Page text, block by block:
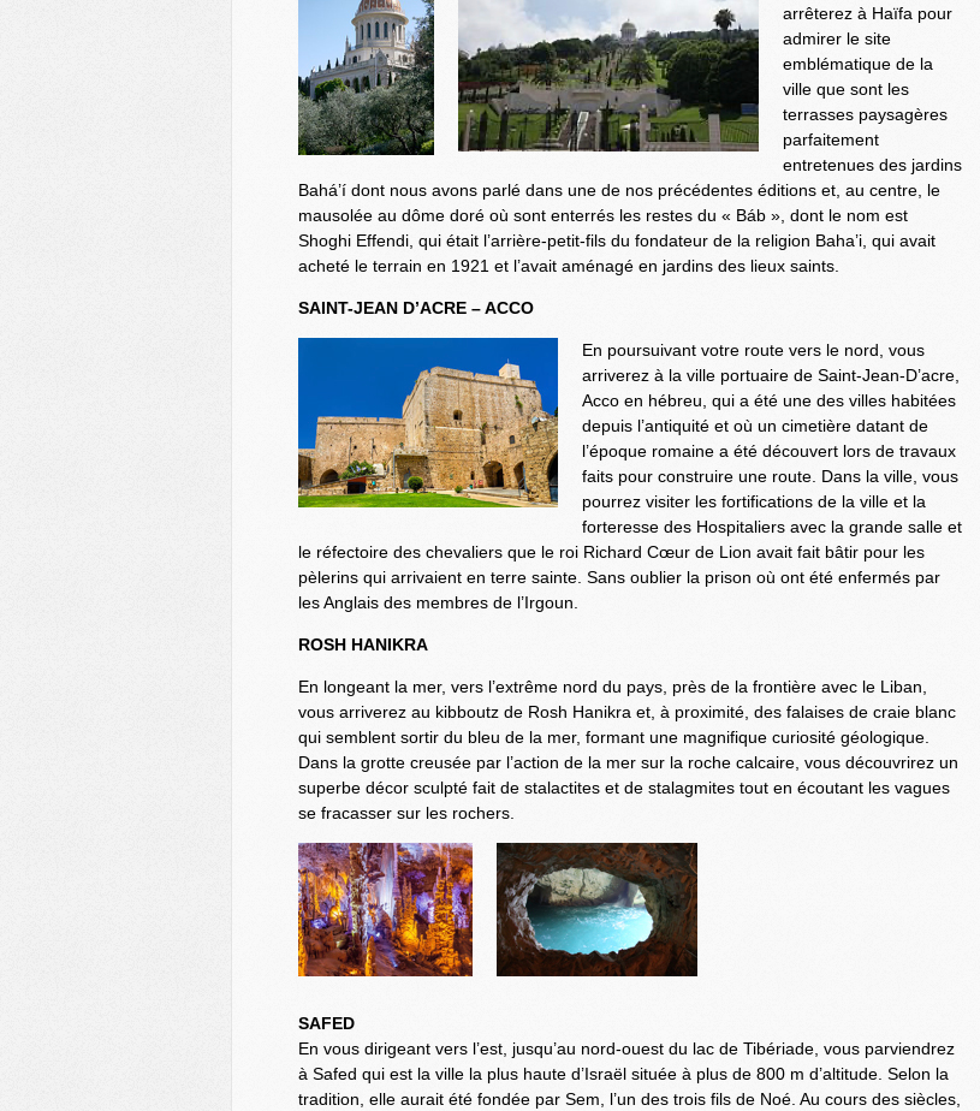
arrêterez à Haïfa pour
admirer le site
emblématique de la
ville que sont les
terrasses paysagères
parfaitement
entretenues des jardins
Bahá’í dont nous avons parlé dans une de nos précédentes éditions et, au centre, le
mausolée au dôme doré où sont enterrés les restes du « Báb », dont le nom est
Shoghi Effendi, qui était l’arrière-petit-fils du fondateur de la religion Baha’i, qui avait
acheté le terrain en 1921 et l’avait aménagé en jardins des lieux saints.
SAINT-JEAN D’ACRE – ACCO
En poursuivant votre route vers le nord, vous
arriverez à la ville portuaire de Saint-Jean-D’acre,
Acco en hébreu, qui a été une des villes habitées
depuis l’antiquité et où un cimetière datant de
l’époque romaine a été découvert lors de travaux
faits pour construire une route. Dans la ville, vous
pourrez visiter les fortifications de la ville et la
forteresse des Hospitaliers avec la grande salle et
le réfectoire des chevaliers que le roi Richard Cœur de Lion avait fait bâtir pour les
pèlerins qui arrivaient en terre sainte. Sans oublier la prison où ont été enfermés par
les Anglais des membres de l’Irgoun.
ROSH HANIKRA
En longeant la mer, vers l’extrême nord du pays, près de la frontière avec le Liban,
vous arriverez au kibboutz de Rosh Hanikra et, à proximité, des falaises de craie blanc
qui semblent sortir du bleu de la mer, formant une magnifique curiosité géologique.
Dans la grotte creusée par l’action de la mer sur la roche calcaire, vous découvrirez un
superbe décor sculpté fait de stalactites et de stalagmites tout en écoutant les vagues
se fracasser sur les rochers.
SAFED
En vous dirigeant vers l’est, jusqu’au nord-ouest du lac de Tibériade, vous parviendrez
à Safed qui est la ville la plus haute d’Israël située à plus de 800 m d’altitude. Selon la
tradition, elle aurait été fondée par Sem, l’un des trois fils de Noé. Au cours des siècles,